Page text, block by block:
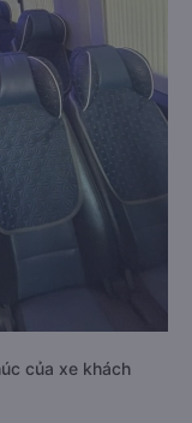
của xe khách